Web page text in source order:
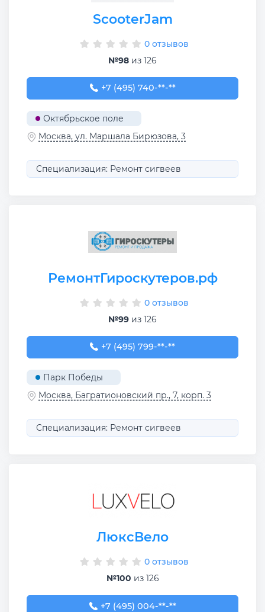
ScooterJam
0 отзывов
№98 из 126
+7 (495) 740-67-30
+7 (495) 740-**-**
Октябрьское поле
Москва, ул. Маршала Бирюзова, 3
Специализация: Ремонт сигвеев
РемонтГироскутеров.рф
0 отзывов
№99 из 126
+7 (495) 799-85-30
+7 (495) 799-**-**
Парк Победы
Москва, Багратионовский пр., 7, корп. 3
Специализация: Ремонт сигвеев
ЛюксВело
0 отзывов
№100 из 126
+7 (495) 004-47-17
+7 (495) 004-**-**